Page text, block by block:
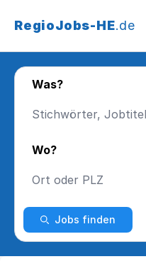
RegioJobs-HE.de
Was?
Wo?
Jobs finden